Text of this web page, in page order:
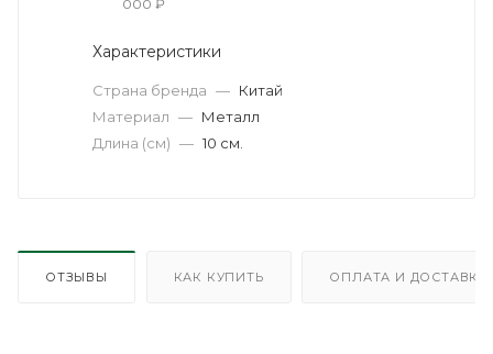
000 ₽
Характеристики
Страна бренда — Китай
Материал — Металл
Длина (см) — 10 см.
ОТЗЫВЫ КАК КУПИТЬ ОПЛАТА И ДОСТАВКА